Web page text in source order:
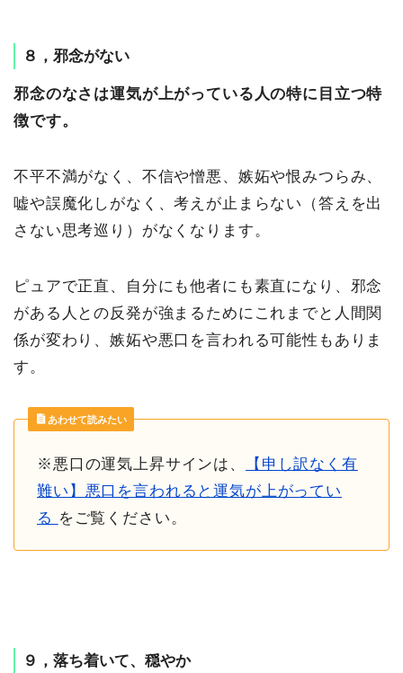
８，邪念がない
邪念のなさは運気が上がっている人の特に目立つ特
徴です。
不平不満がなく、不信や憎悪、嫉妬や恨みつらみ、
嘘や誤魔化しがなく、考えが止まらない（答えを出
さない思考巡り）がなくなります。
ピュアで正直、自分にも他者にも素直になり、邪念
がある人との反発が強まるためにこれまでと人間関
係が変わり、嫉妬や悪口を言われる可能性もありま
す。
あわせて読みたい
※悪口の運気上昇サインは、
【申し訳なく有
難い】悪口を言われると運気が上がってい
る をご覧ください。
９，落ち着いて、穏やか